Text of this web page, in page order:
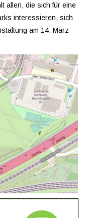
allen, die sich für eine
interessieren, sich
am 14. März